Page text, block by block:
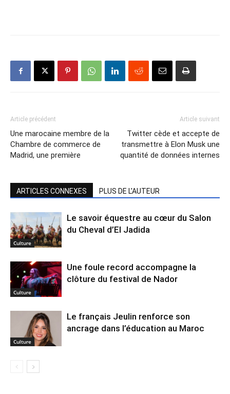
Article précédent
Une marocaine membre de la
Chambre de commerce de
Madrid, une première
Article suivant
Twitter cède et accepte de
transmettre à Elon Musk une
quantité de données internes
ARTICLES CONNEXES PLUS DE L'AUTEUR
Culture
Le savoir équestre au cœur du Salon
du Cheval d’El Jadida
Culture
Une foule record accompagne la
clôture du festival de Nador
Culture
Le français Jeulin renforce son
ancrage dans l’éducation au Maroc